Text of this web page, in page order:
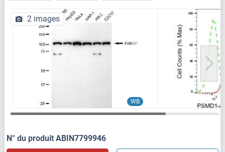
WB
2 images
N° du produit ABIN7799946